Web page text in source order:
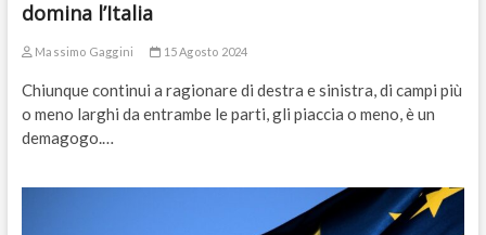
domina l’Italia
Massimo Gaggini 15 Agosto 2024
Chiunque continui a ragionare di destra e sinistra, di campi più
o meno larghi da entrambe le parti, gli piaccia o meno, è un
demagogo.…